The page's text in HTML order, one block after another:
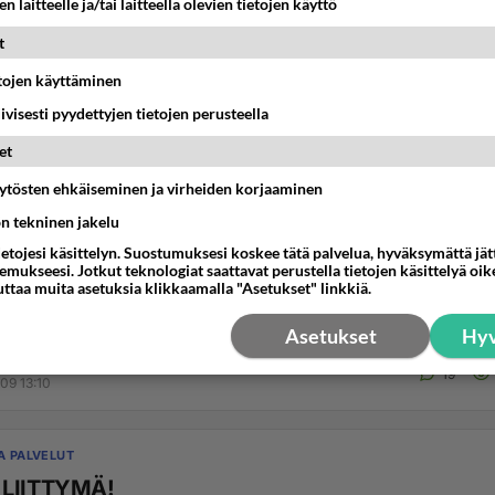
ja tulen joka loma suomeen. Sen takia olen ostannu
minkä sain R-Kioskilta, eli Kol...
13:10
19
PALVELUT
laitteelle ja/tai laitteella olevien tietojen käyttö
käyttäminen
pyydettyjen tietojen perusteella
ehkäiseminen ja virheiden korjaaminen
tekninen jakelu
käsittelyn. Suostumuksesi koskee tätä palvelua, hyväksymättä
Jotkut teknologiat saattavat perustella tietojen käsittelyä
muita asetuksia klikkaamalla "Asetukset" linkkiä.
Asetukset